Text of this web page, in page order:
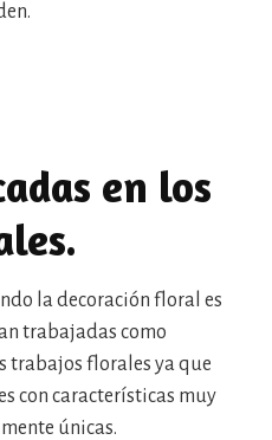
en los
la decoración floral es
trabajadas como
trabajos florales ya que
con características muy
únicas.